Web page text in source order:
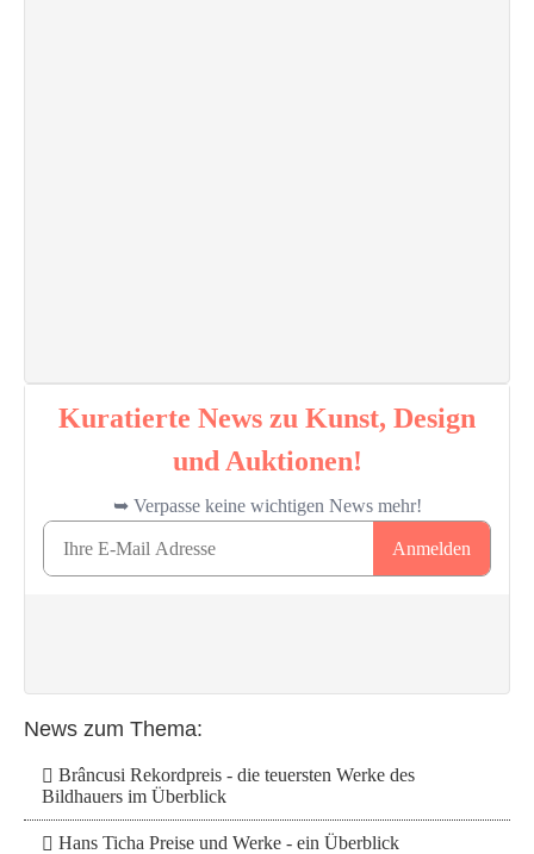
News zum Thema:
Brâncusi Rekordpreis - die teuersten Werke des
Bildhauers im Überblick
Hans Ticha Preise und Werke - ein Überblick